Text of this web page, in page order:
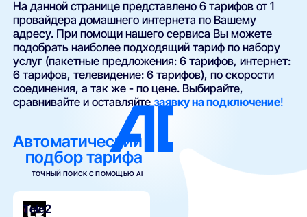
На данной странице представлено 6 тарифов от 1
провайдера домашнего интернета по Вашему
адресу. При помощи нашего сервиса Вы можете
подобрать наиболее подходящий тариф по набору
услуг (пакетные предложения: 6 тарифов, интернет:
6 тарифов, телевидение: 6 тарифов), по скорости
соединения, а так же - по цене. Выбирайте,
сравнивайте и оставляйтезаявку на подключение!
Автоматический
подбор тарифа
ТОЧНЫЙ ПОИСК С ПОМОЩЬЮ AI
Tele2